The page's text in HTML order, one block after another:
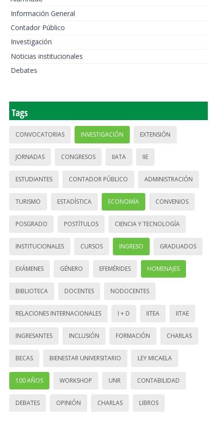
Información General
Contador Público
Investigación
Noticias institucionales
Debates
Tags
CONVOCATORIAS INVESTIGACIÓN EXTENSIÓN
JORNADAS CONGRESOS IIATA IIE
ESTUDIANTES CONTADOR PÚBLICO ADMINISTRACIÓN
TURISMO ESTADÍSTICA ECONOMÍA CONVENIOS
POSGRADO POSTÍTULOS CIENCIA Y TECNOLOGÍA
INSTITUCIONALES CURSOS INGRESO GRADUADOS
EXÁMENES GÉNERO EFEMÉRIDES HOMENAJES
BIBLIOTECA DOCENTES NODOCENTES
RELACIONES INTERNACIONALES I + D IITEA IITAE
INGRESANTES INCLUSIÓN FORMACIÓN CHARLAS
BECAS BIENESTAR UNIVERSITARIO LEY MICAELA
100 AÑOS WORKSHOP UNR CONTABILIDAD
DEBATES OPINIÓN CHARLAS LIBROS